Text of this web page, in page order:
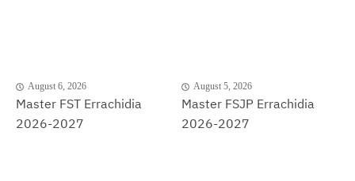
August 6, 2026
Master FST Errachidia
2026-2027
August 5, 2026
Master FSJP Errachidia
2026-2027